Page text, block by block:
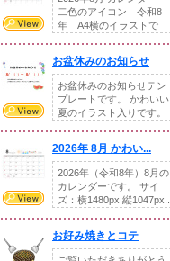
二色のアイコン 令和8
年 A4横のイラストで
お盆休みのお知らせ
お盆休みのお知らせテン
プレートです。 かわいい
夏のイラスト入りです。
2026年 8月 かわい...
2026年（令和8年）8月の
カレンダーです。 サイ
ズ：横1480px 縦1047px...
お好み焼きとコテ